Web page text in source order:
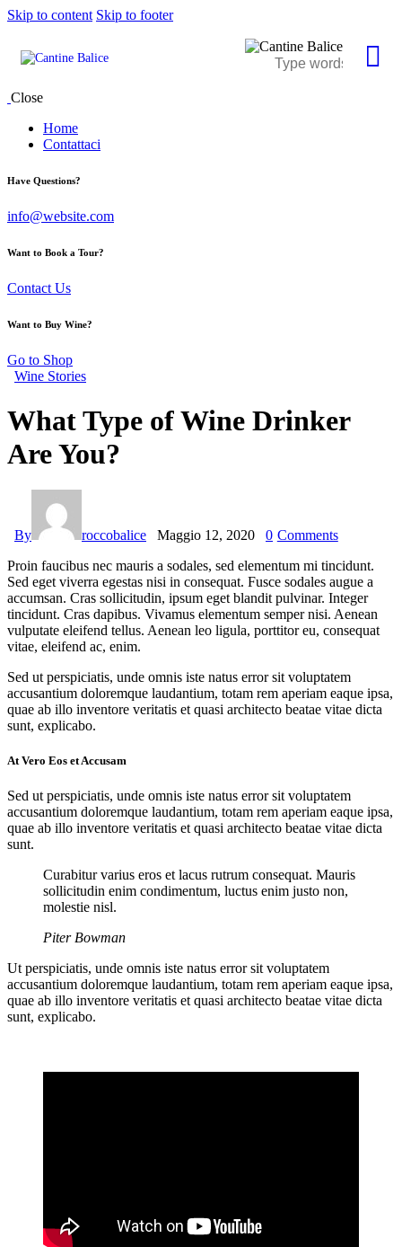
Skip to content Skip to footer
Close
Home
Contattaci
Have Questions?
info@website.com
Want to Book a Tour?
Contact Us
Want to Buy Wine?
Go to Shop
Wine Stories
What Type of Wine Drinker
Are You?
By roccobalice Maggio 12, 2020 0 Comments
Proin faucibus nec mauris a sodales, sed elementum mi tincidunt.
Sed eget viverra egestas nisi in consequat. Fusce sodales augue a
accumsan. Cras sollicitudin, ipsum eget blandit pulvinar. Integer
tincidunt. Cras dapibus. Vivamus elementum semper nisi. Aenean
vulputate eleifend tellus. Aenean leo ligula, porttitor eu, consequat
vitae, eleifend ac, enim.
Sed ut perspiciatis, unde omnis iste natus error sit voluptatem
accusantium doloremque laudantium, totam rem aperiam eaque ipsa,
quae ab illo inventore veritatis et quasi architecto beatae vitae dicta
sunt, explicabo.
At Vero Eos et Accusam
Sed ut perspiciatis, unde omnis iste natus error sit voluptatem
accusantium doloremque laudantium, totam rem aperiam eaque ipsa,
quae ab illo inventore veritatis et quasi architecto beatae vitae dicta
sunt.
Curabitur varius eros et lacus rutrum consequat. Mauris
sollicitudin enim condimentum, luctus enim justo non,
molestie nisl.
Piter Bowman
Ut perspiciatis, unde omnis iste natus error sit voluptatem
accusantium doloremque laudantium, totam rem aperiam eaque ipsa,
quae ab illo inventore veritatis et quasi architecto beatae vitae dicta
sunt, explicabo.